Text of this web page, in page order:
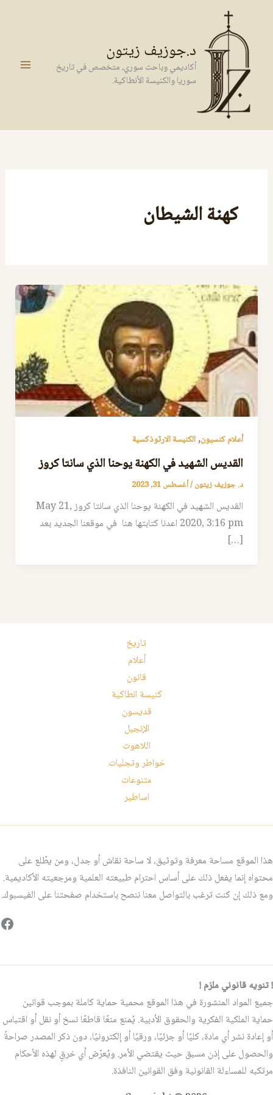
المحتوى
د.جوزيف زيتون
أكاديمي وباحث سوري، متخصص في تاريخ
سوريا والكنيسة الأنطاكية.
كهنة الشيطان
أعلام كنسيون,الكنيسة الارثوذكسية
القديس الشهيد في الكهنة يوحنا الذي سانتا كروز
د. جوزيف زيتون/أغسطس 31, 2023
القديس الشهيد في الكهنة يوحنا الذي سانتا كروز May 21,
2020, 3:16 pm اعدنا كتابتها هنا في موقعنا الجديد بعد
[…]
تاريخ
أعلام
قانون
كنيسة انطاكية
قديسون
الإنجيل
اللاهوت
خواطر وتجليات
متنوعات
اساطير
هذا الموقع مساحة معرفة وتوثيق، لا ساحة نقاش أو جدل، ومن يطّلع على
محتواه إنما يفعل ذلك على أساس احترام طبيعته العلمية ومرجعيته الأكاديمية.
ومع ذلك إن كنت ترغب بالتواصل معنا ننصح باستخدام صفحتنا على الفيسبوك.
! تنويه قانوني ملزم !
جميع المواد المنشورة في هذا الموقع محمية حماية كاملة بموجب قوانين
حماية الملكية الفكرية والحقوق الأدبية. يُمنع منعًا قاطعًا نسخ أو نقل أو اقتباس
أو إعادة نشر أي مادة، كليًا أو جزئيًا، ورقيًا أو إلكترونيًا، دون ذكر المصدر صراحةً
والحصول على إذن مسبق حيث يقتضي الأمر. ويُعرّض أي خرقٍ لهذه الأحكام
مرتكبه للمساءلة القانونية وفق القوانين النافذة.